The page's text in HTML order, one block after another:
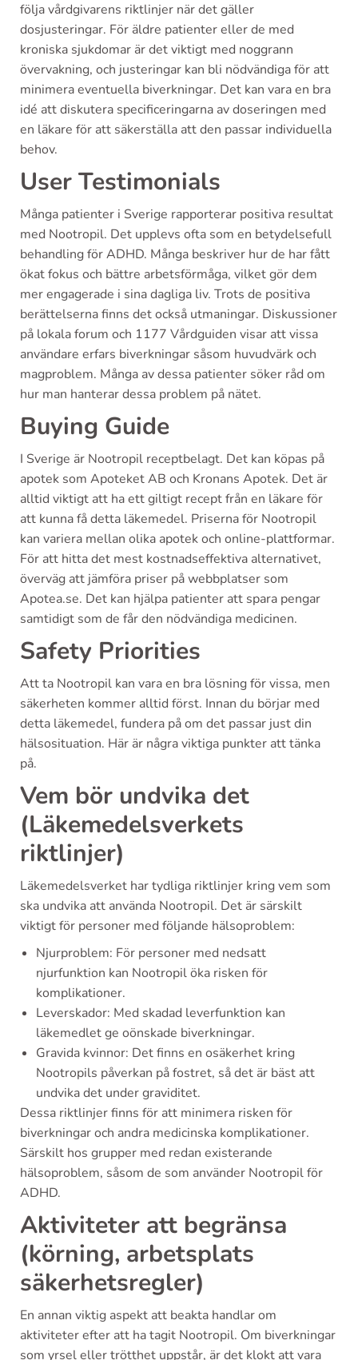
följa vårdgivarens riktlinjer när det gäller
dosjusteringar. För äldre patienter eller de med
kroniska sjukdomar är det viktigt med noggrann
övervakning, och justeringar kan bli nödvändiga för att
minimera eventuella biverkningar. Det kan vara en bra
idé att diskutera specificeringarna av doseringen med
en läkare för att säkerställa att den passar individuella
behov.
User Testimonials
Många patienter i Sverige rapporterar positiva resultat
med Nootropil. Det upplevs ofta som en betydelsefull
behandling för ADHD. Många beskriver hur de har fått
ökat fokus och bättre arbetsförmåga, vilket gör dem
mer engagerade i sina dagliga liv. Trots de positiva
berättelserna finns det också utmaningar. Diskussioner
på lokala forum och 1177 Vårdguiden visar att vissa
användare erfars biverkningar såsom huvudvärk och
magproblem. Många av dessa patienter söker råd om
hur man hanterar dessa problem på nätet.
Buying Guide
I Sverige är Nootropil receptbelagt. Det kan köpas på
apotek som Apoteket AB och Kronans Apotek. Det är
alltid viktigt att ha ett giltigt recept från en läkare för
att kunna få detta läkemedel. Priserna för Nootropil
kan variera mellan olika apotek och online-plattformar.
För att hitta det mest kostnadseffektiva alternativet,
överväg att jämföra priser på webbplatser som
Apotea.se. Det kan hjälpa patienter att spara pengar
samtidigt som de får den nödvändiga medicinen.
Safety Priorities
Att ta Nootropil kan vara en bra lösning för vissa, men
säkerheten kommer alltid först. Innan du börjar med
detta läkemedel, fundera på om det passar just din
hälsosituation. Här är några viktiga punkter att tänka
på.
Vem bör undvika det
(Läkemedelsverkets
riktlinjer)
Läkemedelsverket har tydliga riktlinjer kring vem som
ska undvika att använda Nootropil. Det är särskilt
viktigt för personer med följande hälsoproblem:
Njurproblem: För personer med nedsatt
njurfunktion kan Nootropil öka risken för
komplikationer.
Leverskador: Med skadad leverfunktion kan
läkemedlet ge oönskade biverkningar.
Gravida kvinnor: Det finns en osäkerhet kring
Nootropils påverkan på fostret, så det är bäst att
undvika det under graviditet.
Dessa riktlinjer finns för att minimera risken för
biverkningar och andra medicinska komplikationer.
Särskilt hos grupper med redan existerande
hälsoproblem, såsom de som använder Nootropil för
ADHD.
Aktiviteter att begränsa
(körning, arbetsplats
säkerhetsregler)
En annan viktig aspekt att beakta handlar om
aktiviteter efter att ha tagit Nootropil. Om biverkningar
som yrsel eller trötthet uppstår, är det klokt att vara